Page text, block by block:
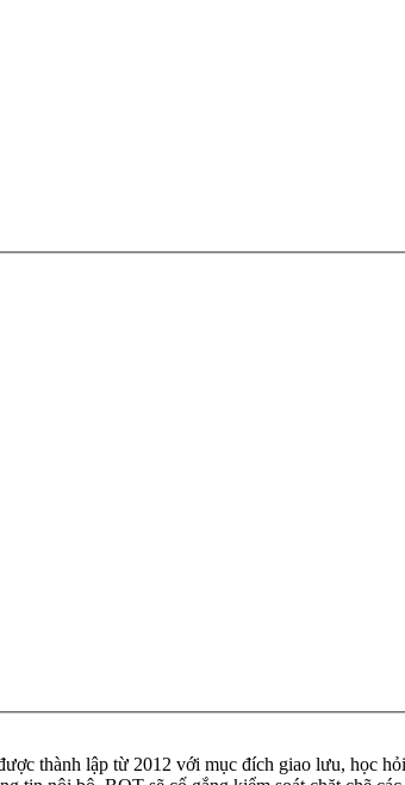
thành lập từ 2012 với mục đích giao lưu, học